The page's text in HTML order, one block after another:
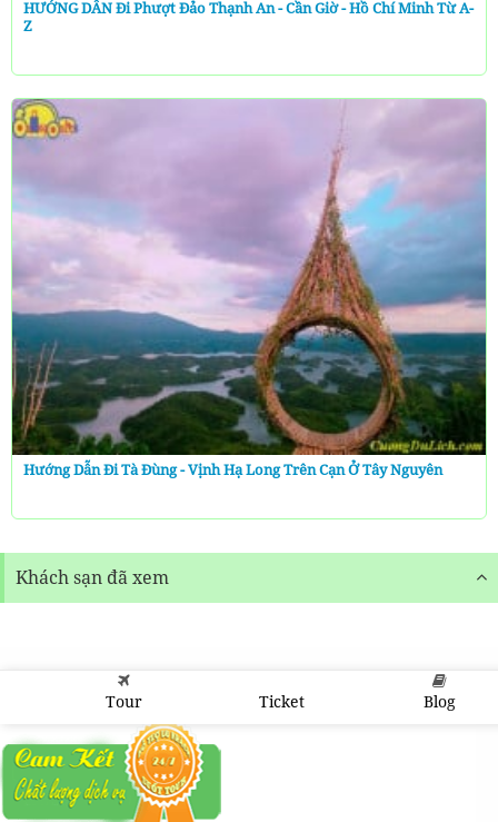
HƯỚNG DẪN Đi Phượt Đảo Thạnh An - Cần Giờ - Hồ Chí Minh Từ A-
Z
Hướng Dẫn Đi Tà Đùng - Vịnh Hạ Long Trên Cạn Ở Tây Nguyên
Khách sạn đã xem
Tour Ticket Blog